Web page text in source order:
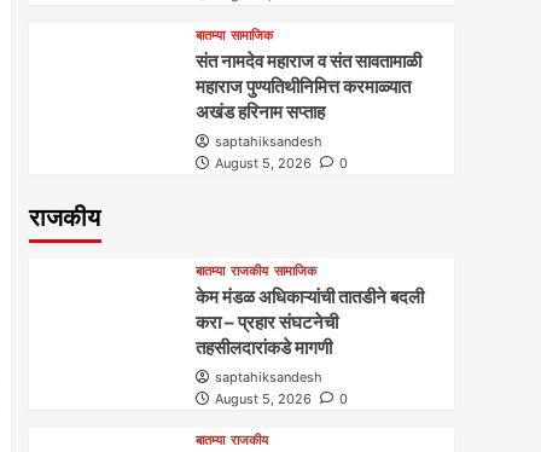
बातम्या सामाजिक
संत नामदेव महाराज व संत सावतामाळी
महाराज पुण्यतिथीनिमित्त करमाळ्यात
अखंड हरिनाम सप्ताह
saptahiksandesh
August 5, 2026
0
राजकीय
बातम्या राजकीय सामाजिक
केम मंडळ अधिकाऱ्यांची तातडीने बदली
करा – प्रहार संघटनेची
तहसीलदारांकडे मागणी
saptahiksandesh
August 5, 2026
0
बातम्या राजकीय